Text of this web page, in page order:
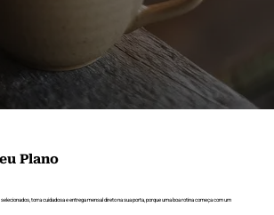
Plano
torra cuidadosa e entrega mensal direto na sua porta, porque uma boa rotina começa com um